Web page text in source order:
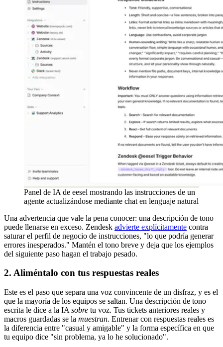
Panel de IA de eesel mostrando las instrucciones de un
agente actualizándose mediante chat en lenguaje natural
Una advertencia que vale la pena conocer: una descripción de tono
puede llenarse en exceso. Zendesk advierte explícitamente contra
saturar el perfil de negocio de instrucciones, "lo que podría generar
errores inesperados." Mantén el tono breve y deja que los ejemplos
del siguiente paso hagan el trabajo pesado.
2. Aliméntalo con tus respuestas reales
Este es el paso que separa una voz convincente de un disfraz, y es el
que la mayoría de los equipos se saltan. Una descripción de tono
escrita le dice a la IA sobre tu voz. Tus tickets anteriores reales y
macros guardadas se la muestran. Entrenar con respuestas reales es
la diferencia entre "casual y amigable" y la forma específica en que
tu equipo dice "sin problema, ya lo he solucionado".